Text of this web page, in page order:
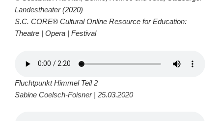
Landestheater (2020)
S.C. CORE® Cultural Online Resource for Education:
Theatre | Opera | Festival
Fluchtpunkt Himmel Teil 2
Sabine Coelsch-Foisner | 25.03.2020